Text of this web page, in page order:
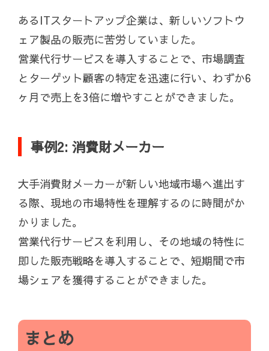
あるITスタートアップ企業は、新しいソフトウ
ェア製品の販売に苦労していました。
営業代行サービスを導入することで、市場調査
とターゲット顧客の特定を迅速に行い、わずか6
ヶ月で売上を3倍に増やすことができました。
事例2: 消費財メーカー
大手消費財メーカーが新しい地域市場へ進出す
る際、現地の市場特性を理解するのに時間がか
かりました。
営業代行サービスを利用し、その地域の特性に
即した販売戦略を導入することで、短期間で市
場シェアを獲得することができました。
まとめ